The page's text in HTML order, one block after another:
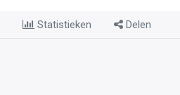
Statistieken Delen